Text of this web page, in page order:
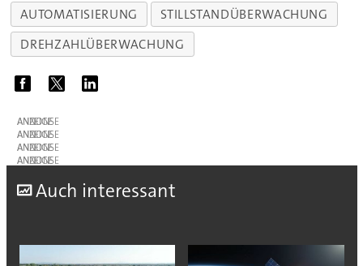
AUTOMATISIERUNG
STILLSTANDÜBERWACHUNG
DREHZAHLÜBERWACHUNG
ANZEIGE
ANZEIGE
ANZEIGE
ANZEIGE
Auch interessant